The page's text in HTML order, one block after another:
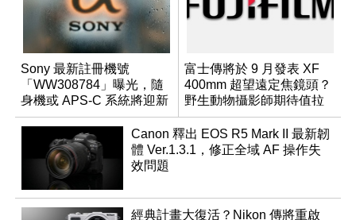
Sony 最新註冊機號
「WW308784」曝光，隨
身機或 APS-C 系統將迎新
成員？
富士傳將於 9 月發表 XF
400mm 超望遠定焦鏡頭？
野生動物攝影師期待值拉
滿
Canon 釋出 EOS R5 Mark II 最新韌
體 Ver.1.3.1，修正全域 AF 操作失
效問題
經典計畫大復活？Nikon 傳將重啟